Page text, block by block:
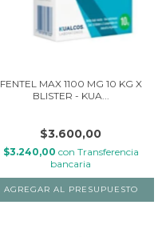
FENTEL MAX 1100 MG 10 KG X
BLISTER - KUA...
$3.600,00
$3.240,00 con Transferencia
bancaria